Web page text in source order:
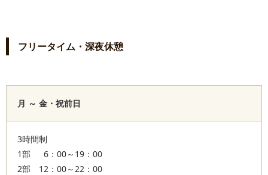
フリータイム・深夜休憩
月 ～ 金・祝前日
3時間制
1部 6：00～19：00
2部 12：00～22：00